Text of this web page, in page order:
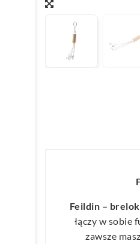
Feildin –
łączy w sobie
zawsze